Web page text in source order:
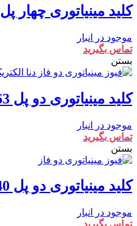
کلید مینیاتوری چهار پل 50 آمپر دنا الکتریک
موجود در انبار
تماس بگیرید
بستن
کلید مینیاتوری دو پل 63 آمپر دنا الکتریک
موجود در انبار
تماس بگیرید
بستن
کلید مینیاتوری دو پل 40 آمپر دنا الکتریک
موجود در انبار